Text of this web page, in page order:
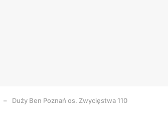
Duży Ben Poznań os. Zwycięstwa 110